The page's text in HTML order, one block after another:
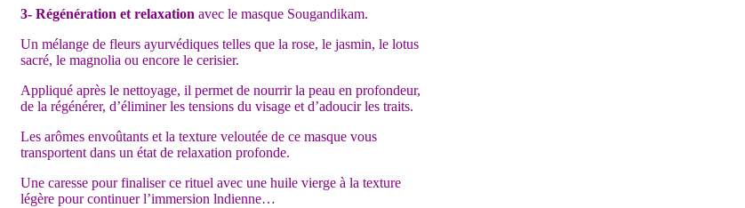
3- Régénération et relaxation avec le masque Sougandikam.
Un mélange de fleurs ayurvédiques telles que la rose, le jasmin, le lotus
sacré, le magnolia ou encore le cerisier.
Appliqué après le nettoyage, il permet de nourrir la peau en profondeur,
de la régénérer, d’éliminer les tensions du visage et d’adoucir les traits.
Les arômes envoûtants et la texture veloutée de ce masque vous
transportent dans un état de relaxation profonde.
Une caresse pour finaliser ce rituel avec une huile vierge à la texture
légère pour continuer l’immersion lndienne…